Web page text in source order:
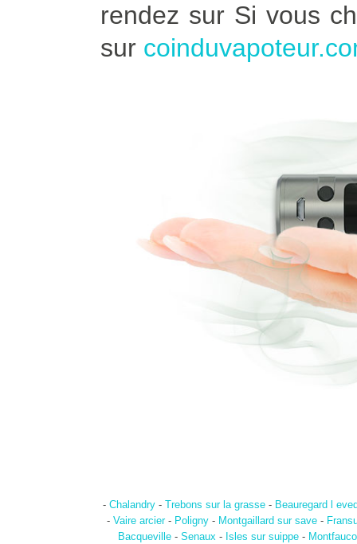
rendez sur Si vous
sur
- Chalandry- Trebons sur la grasse- Beauregard l
- Vaire arcier- Poligny- Montgaillard sur save-
Bacqueville- Senaux- Isles sur suippe-